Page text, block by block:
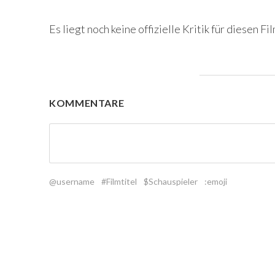
Es liegt noch keine offizielle Kritik für diesen
KOMMENTARE
@username #Filmtitel $Schauspieler :emoji